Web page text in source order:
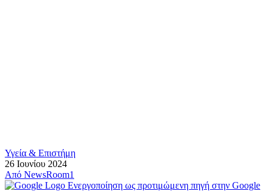
Υγεία & Επιστήμη
26 Ιουνίου 2024
Από NewsRoom1
Ενεργοποίηση ως προτιμώμενη πηγή στην Google